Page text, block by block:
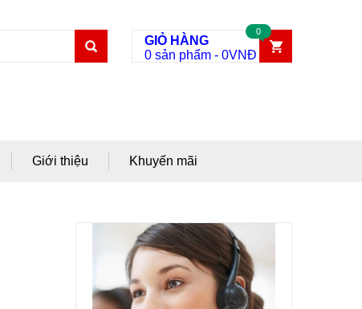
GIỎ HÀNG
0 sản phẩm - 0VNĐ
0
Giới thiệu Khuyến mãi